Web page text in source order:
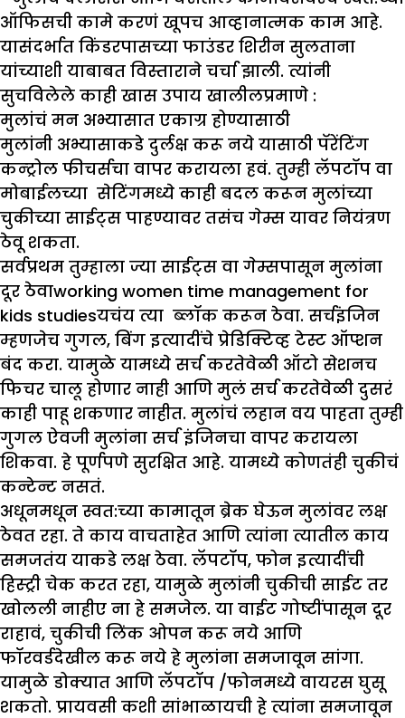
ऑफिसची कामे करणं खूपच आव्हानात्मक काम आहे.
यासंदर्भात किंडरपासच्या फाउंडर शिरीन सुलताना
यांच्याशी याबाबत विस्ताराने चर्चा झाली. त्यांनी
सुचविलेले काही खास उपाय खालीलप्रमाणे :
मुलांचं मन अभ्यासात एकाग्र होण्यासाठी
मुलांनी अभ्यासाकडे दुर्लक्ष करू नये यासाठी पॅरेंटिंग
कन्ट्रोल फीचर्सचा वापर करायला हवं. तुम्ही लॅपटॉप वा
मोबाईलच्या सेटिंगमध्ये काही बदल करून मुलांच्या
चुकीच्या साईट्स पाहण्यावर तसंच गेम्स यावर नियंत्रण
ठेवू शकता.
सर्वप्रथम तुम्हाला ज्या साईट्स वा गेम्सपासून मुलांना
दूर ठेवाworking women time management for
kids studiesयचंय त्या ब्लॉक करून ठेवा. सर्चइंजिन
म्हणजेच गुगल, बिंग इत्यादींचे प्रेडिक्टिव्ह टेस्ट ऑप्शन
बंद करा. यामुळे यामध्ये सर्च करतेवेळी ऑटो सेशनच
फिचर चालू होणार नाही आणि मुलं सर्च करतेवेळी दुसरं
काही पाहू शकणार नाहीत. मुलांचं लहान वय पाहता तुम्ही
गुगल ऐवजी मुलांना सर्च इंजिनचा वापर करायला
शिकवा. हे पूर्णपणे सुरक्षित आहे. यामध्ये कोणतंही चुकीचं
कन्टेन्ट नसतं.
अधूनमधून स्वत:च्या कामातून ब्रेक घेऊन मुलांवर लक्ष
ठेवत रहा. ते काय वाचताहेत आणि त्यांना त्यातील काय
समजतंय याकडे लक्ष ठेवा. लॅपटॉप, फोन इत्यादींची
हिस्ट्री चेक करत रहा, यामुळे मुलांनी चुकीची साईट तर
खोलली नाहीए ना हे समजेल. या वाईट गोष्टींपासून दूर
राहावं, चुकीची लिंक ओपन करू नये आणि
फॉरवर्डदेखील करू नये हे मुलांना समजावून सांगा.
यामुळे डोक्यात आणि लॅपटॉप /फोनमध्ये वायरस घुसू
शकतो. प्रायवसी कशी सांभाळायची हे त्यांना समजावून